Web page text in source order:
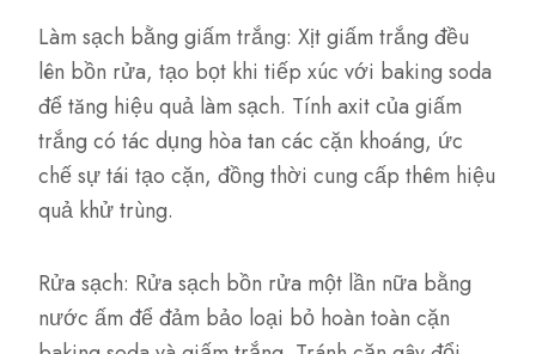
Làm sạch bằng giấm trắng: Xịt giấm trắng đều
lên bồn rửa, tạo bọt khi tiếp xúc với baking soda
để tăng hiệu quả làm sạch. Tính axit của giấm
trắng có tác dụng hòa tan các cặn khoáng, ức
chế sự tái tạo cặn, đồng thời cung cấp thêm hiệu
quả khử trùng.
Rửa sạch: Rửa sạch bồn rửa một lần nữa bằng
nước ấm để đảm bảo loại bỏ hoàn toàn cặn